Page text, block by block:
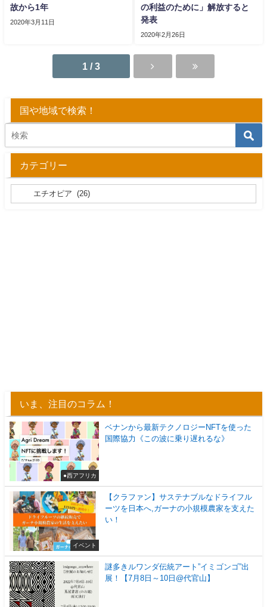
故から1年
2020年3月11日
の利益のために」解放すると
発表
2020年2月26日
1 / 3
国や地域で検索！
カテゴリー
いま、注目のコラム！
●西アフリカ
ベナンから最新テクノロジーNFTを使った
国際協力《この波に乗り遅れるな》
イベント
【クラファン】サステナブルなドライフル
ーツを日本へ,ガーナの小規模農家を支えた
い！
謎多きルワンダ伝統アート”イミゴンゴ”出
展！【7月8日～10日@代官山】